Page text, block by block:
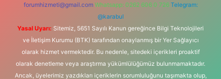
forumhizmeti@gmail.com Whatsapp: 0262 606 0 726 Telegram:
@karabul
Yasal Uyarı: Sitemiz, 5651 Sayılı Kanun gereğince Bilgi Teknolojileri
ve İletişim Kurumu (BTK) tarafından onaylanmış bir Yer Sağlayıcı
olarak hizmet vermektedir. Bu nedenle, sitedeki içerikleri proaktif
olarak denetleme veya araştırma yükümlülüğümüz bulunmamaktadır.
Ancak, üyelerimiz yazdıkları içeriklerin sorumluluğunu taşımakta olup,